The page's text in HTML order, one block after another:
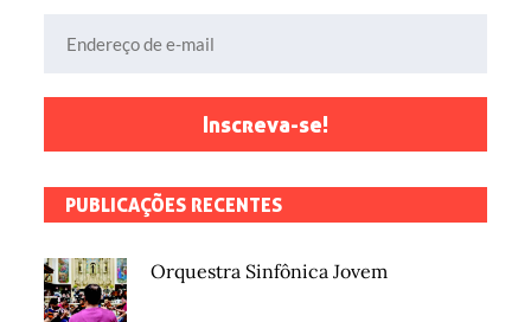
Inscreva-se!
PUBLICAÇÕES RECENTES
Orquestra Sinfônica Jovem